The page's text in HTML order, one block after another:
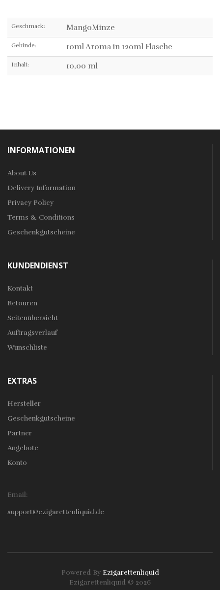
Geschmack: MangoMinze
Gebinde: 10ml Aroma in 120ml Flasche
Inhalt: 10,00 ml
INFORMATIONEN
About Us
Delivery Information
Privacy Policy
Terms & Conditions
Geschenkgutscheine
KUNDENDIENST
Kontakt
Retouren
Seitenübersicht
Auftragsverlauf
Wunschliste
EXTRAS
Hersteller
Geschenkgutscheine
Partner
Angebote
Konto
Email:
support@ezigarettenliquid.de
Powered By Ezigarettenliquid
Ezigarettenliquid © 2026